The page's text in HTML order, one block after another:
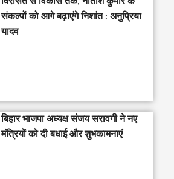
संकल्पों को आगे बढ़ाएंगे निशांत : अनुप्रिया
यादव
बिहार भाजपा अध्यक्ष संजय सरावगी ने नए
मंत्रियों को दी बधाई और शुभकामनाएं